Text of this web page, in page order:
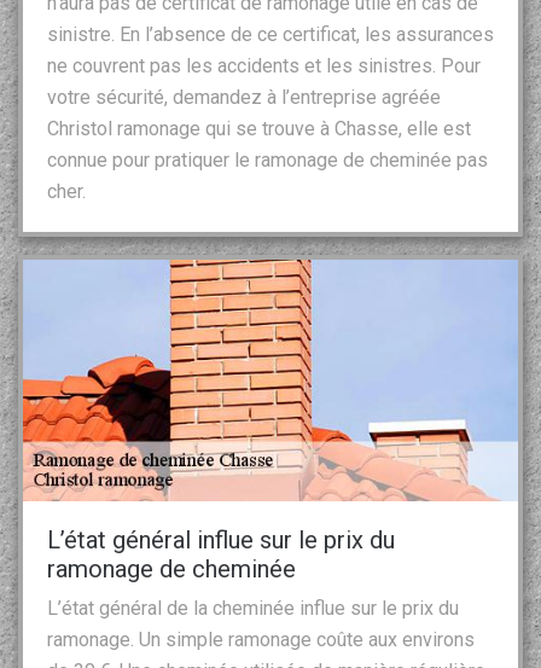
sinistre. En l’absence de ce certificat, les assurances
ne couvrent pas les accidents et les sinistres. Pour
votre sécurité, demandez à l’entreprise agréée
Christol ramonage qui se trouve à Chasse, elle est
connue pour pratiquer le ramonage de cheminée pas
cher.
L’état général influe sur le prix du
ramonage de cheminée
L’état général de la cheminée influe sur le prix du
ramonage. Un simple ramonage coûte aux environs